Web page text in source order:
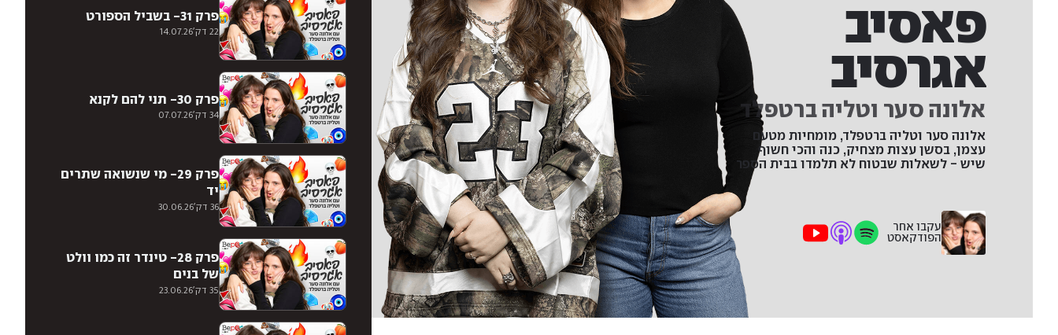
22 דק' 14.07.26
פרק 31- בשביל הספורט
34 דק' 07.07.26
פרק 30- תני להם לקנא
36 דק' 30.06.26
פרק 29- מי שנשואה שתרים
יד
35 דק' 23.06.26
פרק 28- טינדר זה כמו וולט
של בנים
פאסיב
אגרסיב
אלונה סער וטליה ברטפלד
אלונה סער וטליה ברטפלד, מומחיות מטעם
עצמן, בסשן עצות מצחיק, כנה והכי חשוף
שיש - לשאלות שבטוח לא תלמדו בבית הספר
עקבו אחר
הפודקאסט